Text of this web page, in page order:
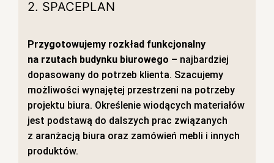
2. SPACEPLAN
Przygotowujemy rozkład funkcjonalny
na rzutach budynku biurowego – najbardziej
dopasowany do potrzeb klienta. Szacujemy
możliwości wynajętej przestrzeni na potrzeby
projektu biura. Określenie wiodących materiałów
jest podstawą do dalszych prac związanych
z aranżacją biura oraz zamówień mebli i innych
produktów.